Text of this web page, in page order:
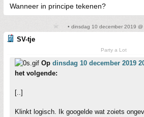
Wanneer in principe tekenen?
• dinsdag 10 december 2019 @
SV-tje
Party a Lot
Op dinsdag 10 december 2019
het volgende:
[..]
Klinkt logisch. Ik googelde wat zoiets